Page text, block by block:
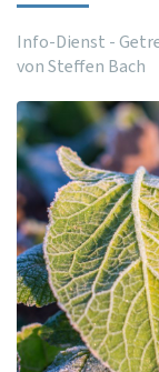
Info-Dienst -
von Steffen Bach